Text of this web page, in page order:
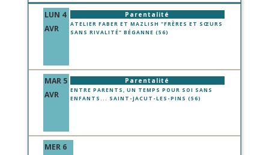
LUN 4
AVR
Parentalité
ATELIER FABER ET MAZLISH "FRÈRES ET SŒURS
SANS RIVALITÉ" BÉGANNE (56)
MAR 5
AVR
Parentalité
ENTRE PARENTS, UN TEMPS POUR SOI SANS
ENFANTS... SAINT-JACUT-LES-PINS (56)
MER 6